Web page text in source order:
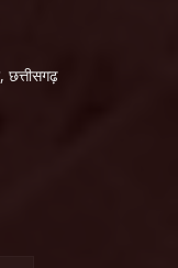
छत्तीसगढ़